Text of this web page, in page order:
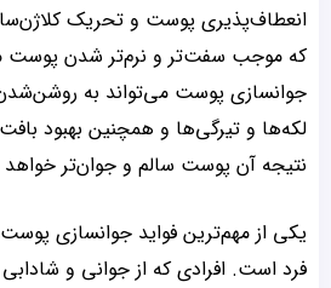
انعطاف‌پذیری پوست و تحریک
که موجب سفت‌تر و نرم‌تر شدن پوست
جوانسازی پوست می‌تواند به
لکه‌ها و تیرگی‌ها و همچنین بهبود
نتیجه آن پوست سالم و جوان‌تر خواهد
یکی از مهم‌ترین فواید جوانسازی
فرد است. افرادی که از جوانی و